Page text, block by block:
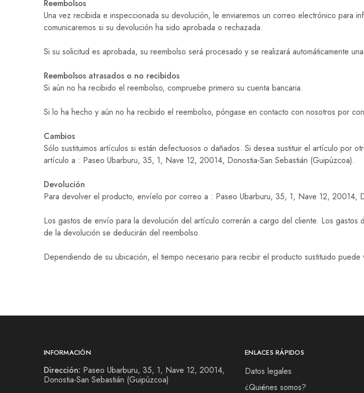
Reembolsos
Una vez recibida e inspeccionada su devolución, le enviaremos un correo electrónico para
comunicaremos si su devolución ha sido aprobada o rechazada.
Si su solicitud es aprobada, su reembolso será procesado y se realizará automáticamente
Reembolsos atrasados o no recibidos
Si aún no ha recibido el reembolso, compruebe primero su cuenta bancaria.
Si lo ha hecho y aún no ha recibido el reembolso, póngase en contacto con nosotros por
Cambios
Sólo sustituimos artículos si están defectuosos o dañados. Si desea sustituir el artículo por
artículo a : Paseo Ubarburu, 35, 1, Nave 12, 20014, Donostia-San Sebastián (Guipúzcoa).
Devolución
Para devolver el producto, envíelo por correo a : Paseo Ubarburu, 35, 1, Nave 12, 20014,
Los gastos de envío para la devolución del artículo correrán a cargo del cliente. Los
de la devolución se deducirán del reembolso.
Dependiendo de su ubicación, el tiempo necesario para recibir el producto sustituido puede
INFORMACIÓN
Dirección: Paseo Ubarburu, 35, 1, Nave 12, 20014,
Donostia-San Sebastián (Guipúzcoa)
ENLACES RÁPIDOS
Datos legales
¿Quiénes somos?